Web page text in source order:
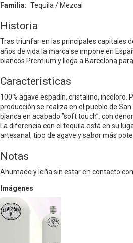
Familia Tequila / Mezcal
Historia
Tras triunfar en las principales capitales
años de vida la marca se impone en
blancos Premium y llega a Barcelona
Caracteristicas
100% agave espadín, cristalino, incoloro.
producción se realiza en el pueblo de
blanca en acabado ”soft touch”. con
La diferencia con el tequila está en su
artesanal, tipo de agave y sabor más
Notas
Ahumado y leña sin estar en contacto
Imágenes